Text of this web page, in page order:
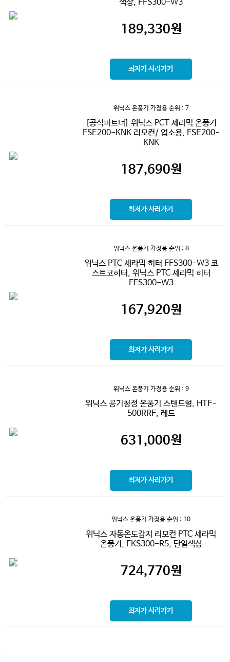
색상, FFS300-W3
189,330원
최저가 사러가기
위닉스 온풍기 가정용순위 : 7
[공식파트너] 위닉스 PCT 세라믹 온풍기
FSE200-KNK 리모컨/ 업소용, FSE200-
KNK
187,690원
최저가 사러가기
위닉스 온풍기 가정용순위 : 8
위닉스 PTC 세라믹 히터 FFS300-W3 코
스트코히터, 위닉스 PTC 세라믹 히터
FFS300-W3
167,920원
최저가 사러가기
위닉스 온풍기 가정용순위 : 9
위닉스 공기청정 온풍기 스탠드형, HTF-
500RRF, 레드
631,000원
최저가 사러가기
위닉스 온풍기 가정용 순위 : 10
위닉스 자동온도감지 리모컨 PTC 세라믹
온풍기, FKS300-R5, 단일색상
724,770원
최저가 사러가기
.